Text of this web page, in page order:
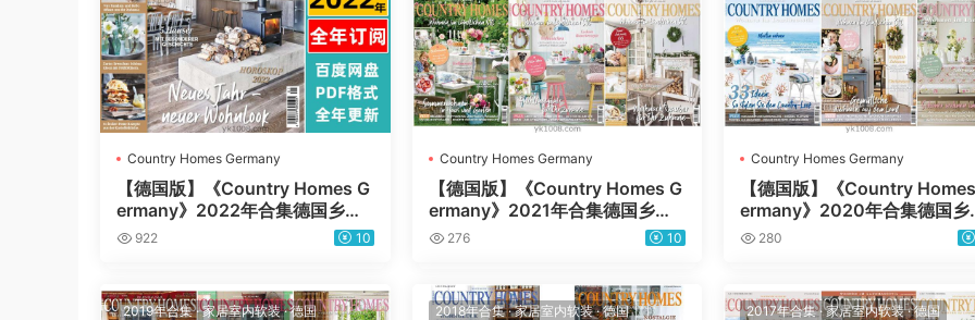
Country Homes Germany
【德国版】《Country Homes G
ermany》2022年合集德国乡村
田园室内软装设计PDF杂志（全
922 10
Country Homes Germany
【德国版】《Country Homes G
ermany》2021年合集德国乡村
田园室内软装设计PDF杂志（6
276 10
Country Homes Germany
【德国版】《Country
ermany》2020年合集德国乡
田园室内软装设计PDF杂志（
280
2019年合集·家居室内软装·德国 2018年合集·家居室内软装·德国 2017年合集·家居室内软装·德国